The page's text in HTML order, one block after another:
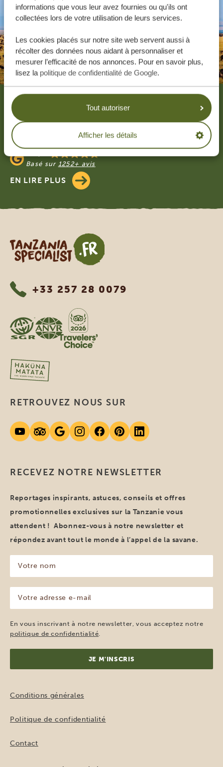
informations que vous leur avez fournies ou qu'ils ont
collectées lors de votre utilisation de leurs services.
Les cookies placés sur notre site web servent aussi à
récolter des données nous aidant à personnaliser et
mesurer l’efficacité de nos annonces. Pour en savoir plus,
lisez la politique de confidentialité de Google.
Tout autoriser
Afficher les détails
Footer
NOS CLIENTS PARLENT DE TANZANIA
SPECIALIST
Basé sur 1252+ avis
EN LIRE PLUS
Tanzania Specialist
+33 257 28 0079
RECEVEZ NOTRE NEWSLETTER
Reportages inspirants, astuces, conseils et offres
promotionnelles exclusives sur la Tanzanie vous
attendent ! Abonnez-vous à notre newsletter et
répondez avant tout le monde à l’appel de la savane.
nom
(Nécessaire)
adresse
e-
mail
(Nécessaire)
En vous inscrivant à notre newsletter, vous acceptez notre
politique de confidentialité.
RETROUVEZ NOUS SUR
Conditions générales
Politique de confidentialité
Contact